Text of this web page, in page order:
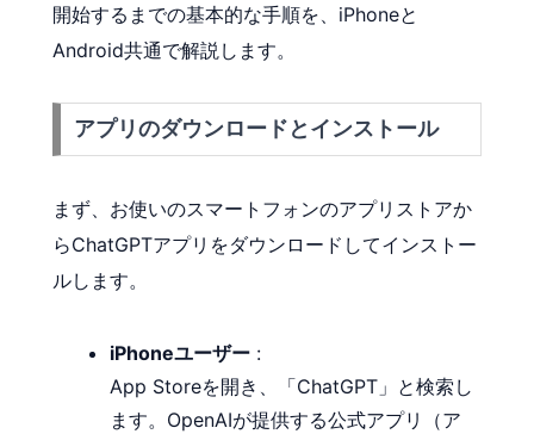
開始するまでの基本的な手順を、iPhoneと
Android共通で解説します。
アプリのダウンロードとインストール
まず、お使いのスマートフォンのアプリストアか
らChatGPTアプリをダウンロードしてインストー
ルします。
iPhoneユーザー :
App Storeを開き、「ChatGPT」と検索し
ます。OpenAIが提供する公式アプリ（ア